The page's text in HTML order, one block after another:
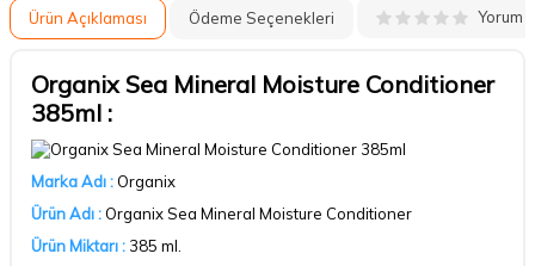
Ürün Açıklaması Ödeme Seçenekleri Yorum
Organix Sea Mineral Moisture Conditioner
385ml :
Marka Adı : Organix
Ürün Adı : Organix Sea Mineral Moisture Conditioner
Ürün Miktarı : 385 ml.